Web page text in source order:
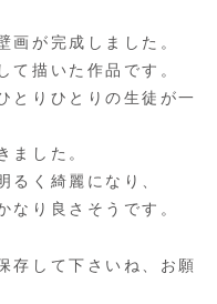
画が完成しました。
て描いた作品です。
とりひとりの生徒が一
ました。
るく綺麗になり、
なり良さそうです。
存して下さいね、お願